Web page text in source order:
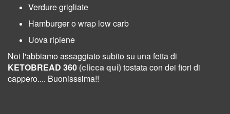
Verdure grigliate
Hamburger o wrap low carb
Uova ripiene
Noi l'abbiamo assaggiato subito su una fetta di
KETOBREAD 360(clicca qui)tostata con dei fiori di
cappero.... Buonisssima!!